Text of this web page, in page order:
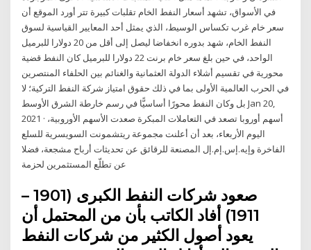
في الأسواق، تشهد أسعار النفط الخام تقلبات كبيرة تتر أورد الموقع أن
سعر خام غرب تكساس الوسيط، الذي يمثل أحد المعايير القياسية لسوق
النفط الخام، شهد بدوره انخفاضا ليصل إلى أقل من 20 دولارا للبرميل
الواحد، في حين بلغ سعر خام برنت 22 دولارا للبرميل كان النفط قضية
محورية في تقسيم أشلاء الدولة العثمانية والغنائم بين الحلفاء المنتصرين
في الحرب العالمية الأولى بما في ذلك حقوق امتياز شركة النفط التركية؛ لا
بل وكان النفط محورًا أساسيًّا في رسم خارطة الشرق الأوسط Jan 20,
2021 · أسهم أوروبا تصعد في التعاملات المبكرة صعدت الأسهم الأوروبية،
اليوم الأربعاء، بعد أن أعلنت مجموعة ريتشمونت السويسرية للسلع
الفاخرة وإيه.إس.إم.إل المصنعة للرقائق عن تحديثات أرباح مشجعة، فضلا
عن تطلّع المستثمرين لحزمة
صعود شركات النفط الكبرى (1901 –
1911) أفاد الكاتب بأن من المحتمل أن
يعود أصول الكثير من شركات النفط